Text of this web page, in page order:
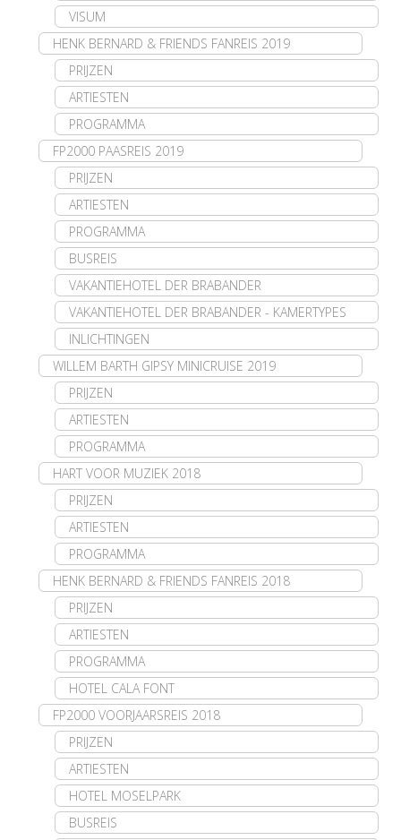
VISUM
HENK BERNARD & FRIENDS FANREIS 2019
PRIJZEN
ARTIESTEN
PROGRAMMA
FP2000 PAASREIS 2019
PRIJZEN
ARTIESTEN
PROGRAMMA
BUSREIS
VAKANTIEHOTEL DER BRABANDER
VAKANTIEHOTEL DER BRABANDER - KAMERTYPES
INLICHTINGEN
WILLEM BARTH GIPSY MINICRUISE 2019
PRIJZEN
ARTIESTEN
PROGRAMMA
HART VOOR MUZIEK 2018
PRIJZEN
ARTIESTEN
PROGRAMMA
HENK BERNARD & FRIENDS FANREIS 2018
PRIJZEN
ARTIESTEN
PROGRAMMA
HOTEL CALA FONT
FP2000 VOORJAARSREIS 2018
PRIJZEN
ARTIESTEN
HOTEL MOSELPARK
BUSREIS